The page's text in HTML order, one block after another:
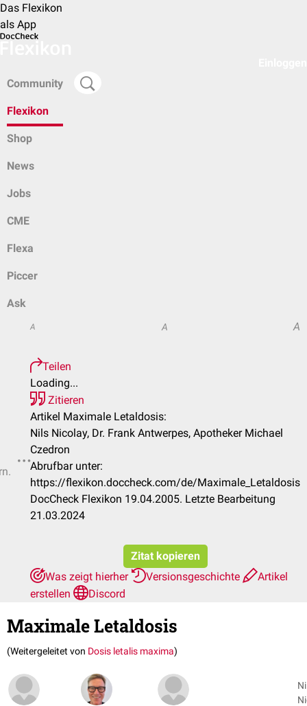
Das Flexikon
als App
Community
Flexikon
Shop
News
Jobs
CME
Flexa
Piccer
Ask
A A A
Teilen
Loading...
Zitieren
Artikel Maximale Letaldosis:
Nils Nicolay, Dr. Frank Antwerpes, Apotheker Michael
Czedron
Abrufbar unter:
https://flexikon.doccheck.com/de/Maximale_Letaldosis
DocCheck Flexikon 19.04.2005. Letzte Bearbeitung
21.03.2024
Zitat kopieren
Was zeigt hierher
Versionsgeschichte
Artikel
erstellen
Discord
Maximale Letaldosis
(Weitergeleitet von Dosis letalis maxima)